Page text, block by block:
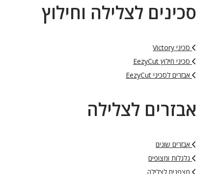
סכינים לצלילה וחילוץ
סכיני Victory
סכיני חילוץ EezyCut
אבזרים לסכיני EezyCut
אבזרים לצלילה
אבזרים שונים
גלגלות ומצופים
מצפנים לצלילה